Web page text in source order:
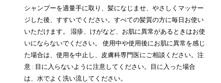
シャンプーを適量手に取り、髪になじませ、やさしくマッサー
ジした後、すすいでください。すべての髪質の方に毎日お使い
いただけます。 湿疹、けがなど、お肌に異常があるときはお使
いにならないでください。 使用中や使用後にお肌に異常を感じ
た場合は、使用を中止し、皮膚科専門医にご相談ください。注
意 : 目に入らないように注意してください。目に入った場合
は、水でよく洗い流してください。